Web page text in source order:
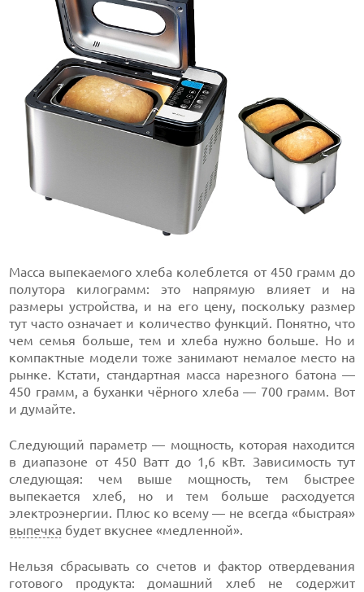
Масса выпекаемого хлеба колеблется от 450 грамм до
полутора килограмм: это напрямую влияет и на
размеры устройства, и на его цену, поскольку размер
тут часто означает и количество функций. Понятно, что
чем семья больше, тем и хлеба нужно больше. Но и
компактные модели тоже занимают немалое место на
рынке. Кстати, стандартная масса нарезного батона —
450 грамм, а буханки чёрного хлеба — 700 грамм. Вот
и думайте.
Следующий параметр — мощность, которая находится
в диапазоне от 450 Ватт до 1,6 кВт. Зависимость тут
следующая: чем выше мощность, тем быстрее
выпекается хлеб, но и тем больше расходуется
электроэнергии. Плюс ко всему — не всегда «быстрая»
выпечка будет вкуснее «медленной».
Нельзя сбрасывать со счетов и фактор отвердевания
готового продукта: домашний хлеб не содержит